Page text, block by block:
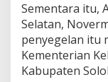
Sementara itu,
Selatan,
penyegelan itu
Kementerian
Kabupaten